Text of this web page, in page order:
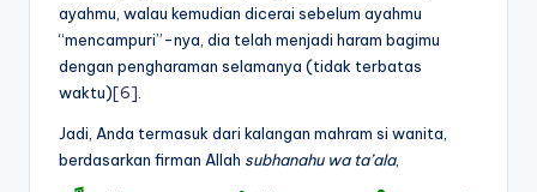
ayahmu, walau kemudian dicerai sebelum ayahmu
“mencampuri”-nya, dia telah menjadi haram bagimu
dengan pengharaman selamanya (tidak terbatas
waktu)[6].
Jadi, Anda termasuk dari kalangan mahram si wanita,
berdasarkan firman Allah subhanahu wa ta’ala,